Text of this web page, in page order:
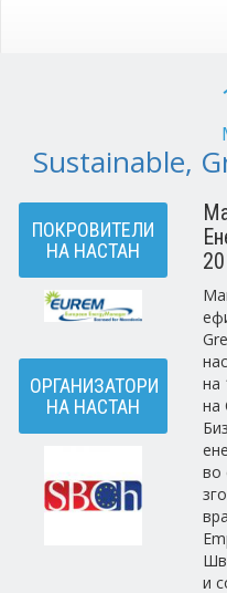
Sustainable,
ПОКРОВИТЕЛИ
НА НАСТАН
ОРГАНИЗАТОРИ
НА НАСТАН
на
на
во
и